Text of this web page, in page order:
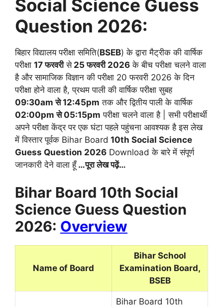
Social Science Guess
Question 2026:
बिहार विद्यालय परीक्षा समिति(BSEB) के द्वारा मैट्रीक की वार्षिक
परीक्षा 17 फरवरीसे25 फरवरी 2026 के बीच परीक्षा चलने वाला
है और सामाजिक विज्ञान की परीक्षा 20 फरवरी 2026 के दिन
परीक्षा होने वाला है, प्रथम पाली की वार्षिक परीक्षा सुबह
09:30am से 12:45pm तक और द्वितीय पाली के वार्षिक
02:00pm से 05:15pm परीक्षा चलने वाला है | सभी परीक्षार्थी
अपने परीक्षा केंद्र पर एक घंटा पहले पहुंचना आवश्यक है इस लेख
में विस्तार पूर्वक Bihar Board 10th Social Science
Guess Question 2026 Download के बारे में संपूर्ण
जानकारी देने वाला हूँ…पूरा लेख पढ़ें…
Bihar Board 10th Social
Science Guess Question
2026: Overview
Name of Board
Bihar School
Examination Board,
BSEB
Bihar Board 10th